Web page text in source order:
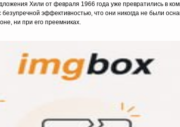
Хили от февраля 1966 года уже превратились в
эффективностью, что они никогда не были
ни при его преемниках.